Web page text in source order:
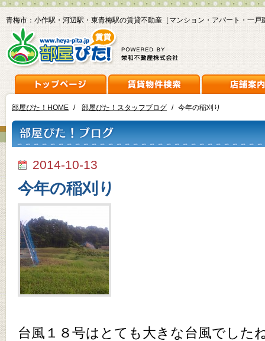
青梅市：小作駅・河辺駅・東青梅駅の賃貸不動産［マンション・アパート・一戸
部屋ぴた！HOME / 部屋ぴた！スタッフブログ / 今年の稲刈り
2014-10-13
今年の稲刈り
台風１８号はとても大きな台風でした